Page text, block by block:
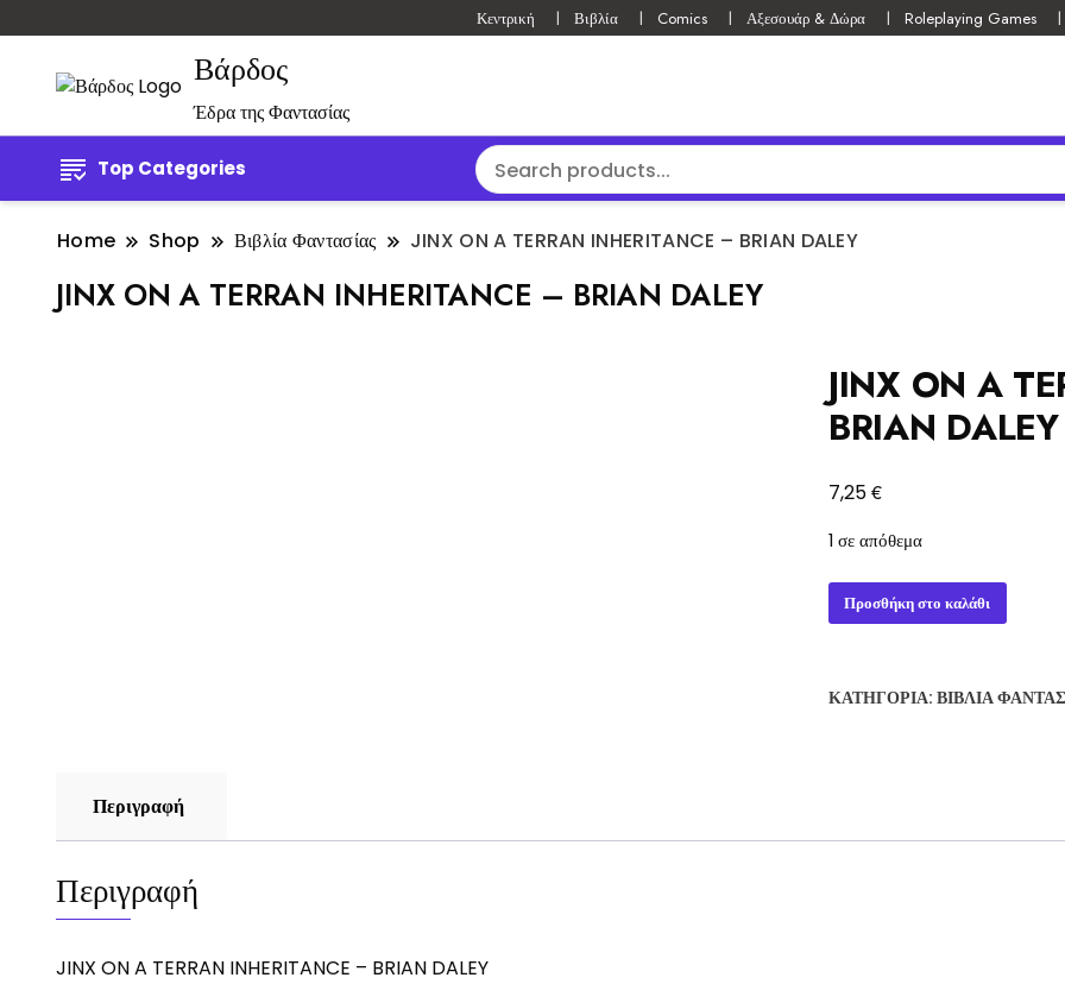
Κεντρική Βιβλία Comics Αξεσουάρ & Δώρα Roleplaying Games
Βάρδος
Έδρα της Φαντασίας
Top Categories
Home Shop Βιβλία Φαντασίας JINX ON A TERRAN INHERITANCE – BRIAN DALEY
JINX ON A TERRAN INHERITANCE – BRIAN DALEY
JINX ON A
BRIAN DALEY
7,25€
1 σε απόθεμα
JINX
ON
INHERITANCE
Προσθήκη στο καλάθι
ΚΑΤΗΓΟΡΊΑ: ΒΙΒΛΊΑ
Περιγραφή
Περιγραφή
JINX ON A TERRAN INHERITANCE – BRIAN DALEY